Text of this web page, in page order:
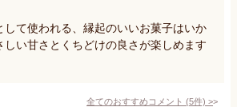
して使われる、縁起のいいお菓子はいか
しい甘さとくちどけの良さが楽しめます
全てのおすすめコメント (5件) >